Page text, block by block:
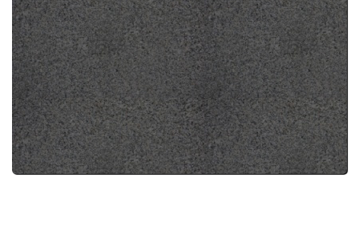
j'aime beaucoup!!!
j'aimais bien the night shift,...
Réponse à "Une saison 6 pour Ray
Donovan, pas de 5ème saison pour The
Night Shift".
j'aimais bien the night shift, assez décallée
par rapport à d'autres séries médicales..
Dommage